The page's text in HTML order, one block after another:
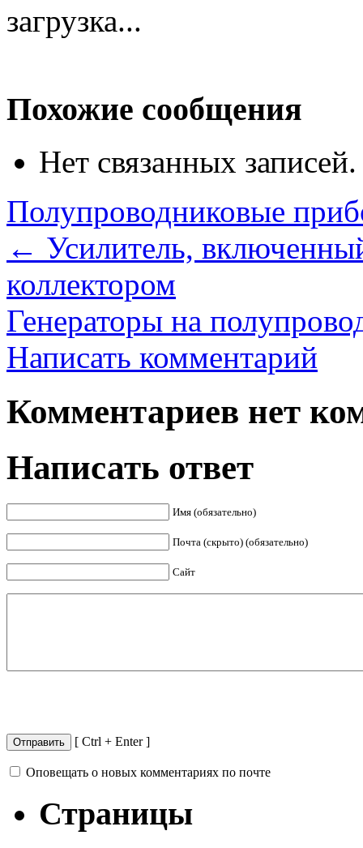
загрузка...
Похожие сообщения
Нет связанных записей.
Полупроводниковые
← Усилитель,
коллектором
Генераторы на
Написать комментарий
Комментариев нет
Написать ответ
Имя (обязательно)
Почта (скрыто) (обязательно)
Сайт
[ Ctrl + Enter ]
Оповещать о новых комментариях по почте
Страницы